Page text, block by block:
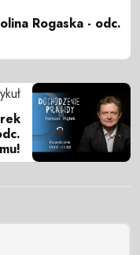
Rogaska - odc.